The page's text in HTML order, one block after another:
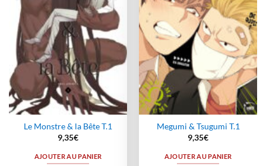
Le Monstre & la Bête T.1
9,35€
AJOUTER AU PANIER
Megumi & Tsugumi T.1
9,35€
AJOUTER AU PANIER